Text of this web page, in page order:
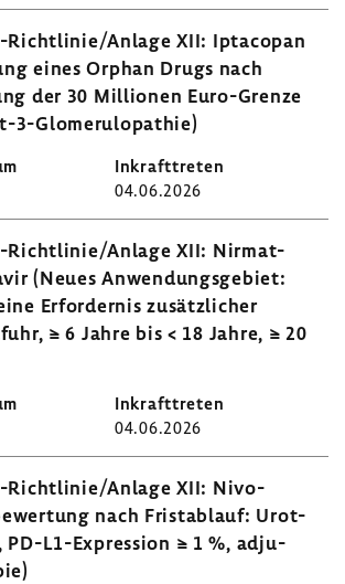
Anlage XII: Ipta­copan
eines Orphan Drugs nach
der 30 Millionen Euro-​Grenze
​3-Glomerulopathie)
04.06.2026
​Richtlinie/Anlage XII: Nirmat­
(Neues Anwen­dungs­ge­biet:
Erfor­dernis zusätz­li­cher
≥ 6 Jahre bis < 18 Jahre, ≥ 20
04.06.2026
​​​​Richt­linie/Anlage XII: Nivo­
nach Frist­ab­lauf: Urot­
PD-​L1-Expression ≥ 1 %, adju­